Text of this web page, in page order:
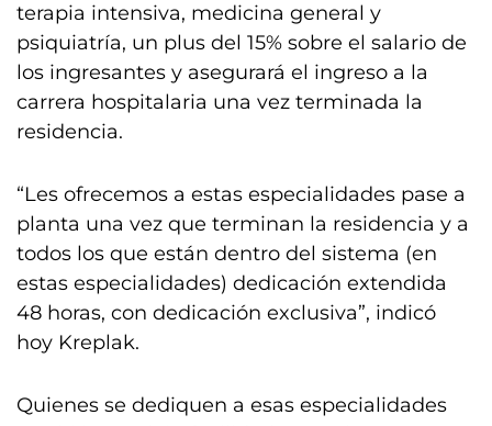
terapia intensiva, medicina general y
psiquiatría, un plus del 15% sobre el salario de
los ingresantes y asegurará el ingreso a la
carrera hospitalaria una vez terminada la
residencia.
“Les ofrecemos a estas especialidades pase a
planta una vez que terminan la residencia y a
todos los que están dentro del sistema (en
estas especialidades) dedicación extendida
48 horas, con dedicación exclusiva”, indicó
hoy Kreplak.
Quienes se dediquen a esas especialidades